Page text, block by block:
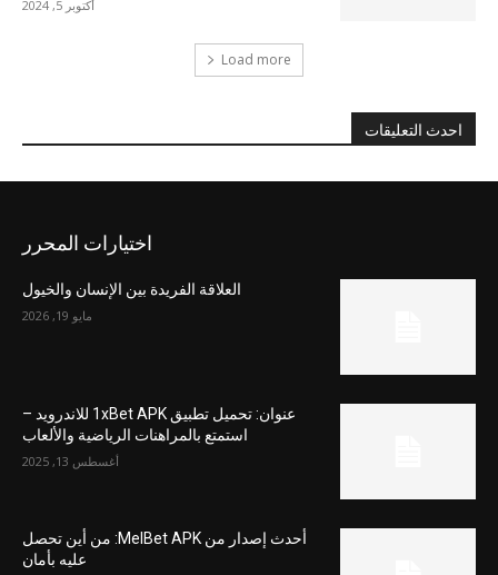
أكتوبر 5, 2024
Load more
احدث التعليقات
اختيارات المحرر
العلاقة الفريدة بين الإنسان والخيول
مايو 19, 2026
عنوان: تحميل تطبيق 1xBet APK للاندرويد –
استمتع بالمراهنات الرياضية والألعاب
أغسطس 13, 2025
أحدث إصدار من MelBet APK: من أين تحصل
عليه بأمان